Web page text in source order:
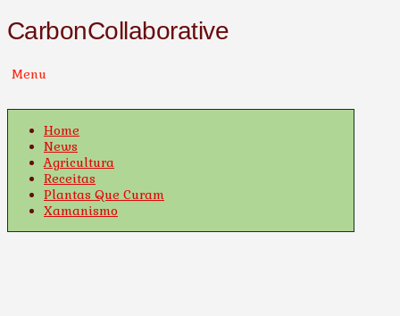
CarbonCollaborative
Menu
Home
News
Agricultura
Receitas
Plantas Que Curam
Xamanismo